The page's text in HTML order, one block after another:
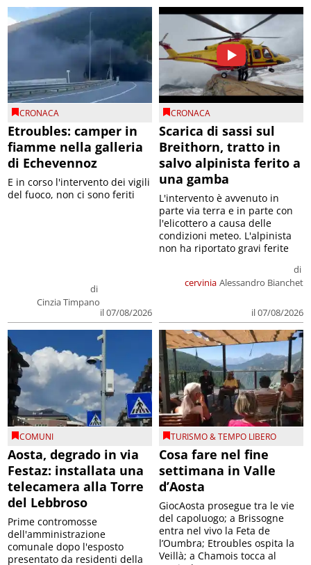
CRONACA
Etroubles: camper in
fiamme nella galleria
di Echevennoz
di
Cinzia Timpano
il 07/08/2026
E in corso l'intervento dei vigili
del fuoco, non ci sono feriti
CRONACA
Scarica di sassi sul
Breithorn, tratto in
salvo alpinista ferito a
una gamba
cervinia
di
Alessandro Bianchet
il 07/08/2026
L'intervento è avvenuto in
parte via terra e in parte con
l'elicottero a causa delle
condizioni meteo. L'alpinista
non ha riportato gravi ferite
COMUNI
Aosta, degrado in via
Festaz: installata una
telecamera alla Torre
del Lebbroso
Prime contromosse
dell'amministrazione
comunale dopo l'esposto
presentato da residenti della
TURISMO & TEMPO LIBERO
Cosa fare nel fine
settimana in Valle
d’Aosta
GiocAosta prosegue tra le vie
del capoluogo; a Brissogne
entra nel vivo la Feta de
l’Oumbra; Etroubles ospita la
Veillà; a Chamois tocca al